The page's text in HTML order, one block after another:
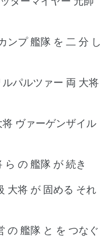
ンプ 艦隊 を 二 分 し
パルツァー 両 大将
ヴァーゲンザイル
ら の 艦隊 が 続き
大将 が 固める それ
の 艦隊 と を つなぐ